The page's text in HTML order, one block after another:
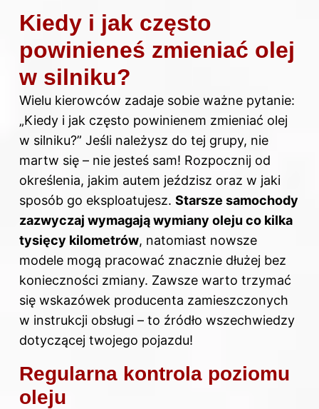
Kiedy i jak często
powinieneś zmieniać olej
w silniku?
Wielu kierowców zadaje sobie ważne pytanie:
„Kiedy i jak często powinienem zmieniać olej
w silniku?” Jeśli należysz do tej grupy, nie
martw się – nie jesteś sam! Rozpocznij od
określenia, jakim autem jeździsz oraz w jaki
sposób go eksploatujesz. Starsze samochody
zazwyczaj wymagają wymiany oleju co kilka
tysięcy kilometrów, natomiast nowsze
modele mogą pracować znacznie dłużej bez
konieczności zmiany. Zawsze warto trzymać
się wskazówek producenta zamieszczonych
w instrukcji obsługi – to źródło wszechwiedzy
dotyczącej twojego pojazdu!
Regularna kontrola poziomu
oleju